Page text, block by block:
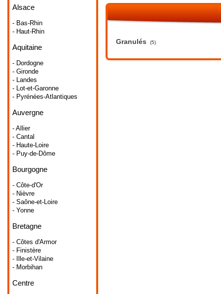
Alsace
- Bas-Rhin
- Haut-Rhin
Aquitaine
- Dordogne
- Gironde
- Landes
- Lot-et-Garonne
- Pyrénées-Atlantiques
Auvergne
- Allier
- Cantal
- Haute-Loire
- Puy-de-Dôme
Bourgogne
- Côte-d'Or
- Nièvre
- Saône-et-Loire
- Yonne
Bretagne
- Côtes d'Armor
- Finistère
- Ille-et-Vilaine
- Morbihan
Centre
Granulés (5)